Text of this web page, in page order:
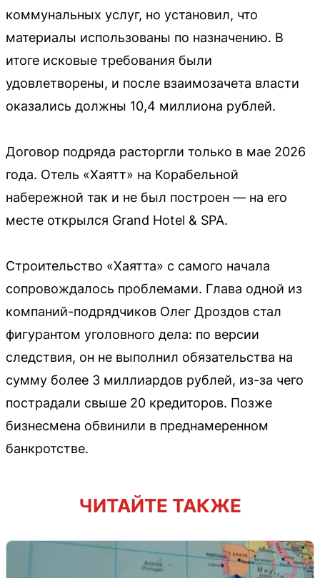
коммунальных услуг, но установил, что
материалы использованы по назначению. В
итоге исковые требования были
удовлетворены, и после взаимозачета власти
оказались должны 10,4 миллиона рублей.
Договор подряда расторгли только в мае 2026
года. Отель «Хаятт» на Корабельной
набережной так и не был построен — на его
месте открылся Grand Hotel & SPA.
Строительство «Хаятта» с самого начала
сопровождалось проблемами. Глава одной из
компаний-подрядчиков Олег Дроздов стал
фигурантом уголовного дела: по версии
следствия, он не выполнил обязательства на
сумму более 3 миллиардов рублей, из-за чего
пострадали свыше 20 кредиторов. Позже
бизнесмена обвинили в преднамеренном
банкротстве.
ЧИТАЙТЕ ТАКЖЕ